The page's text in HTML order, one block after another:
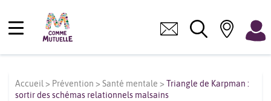
Accueil > Prévention > Santé mentale > Triangle de Karpman :
sortir des schémas relationnels malsains